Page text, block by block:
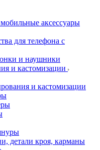
аксессуары
для телефона с
и наушники
и кастомизации
и кастомизации
детали кроя, карманы